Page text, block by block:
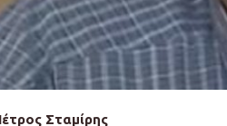
Σταμίρης